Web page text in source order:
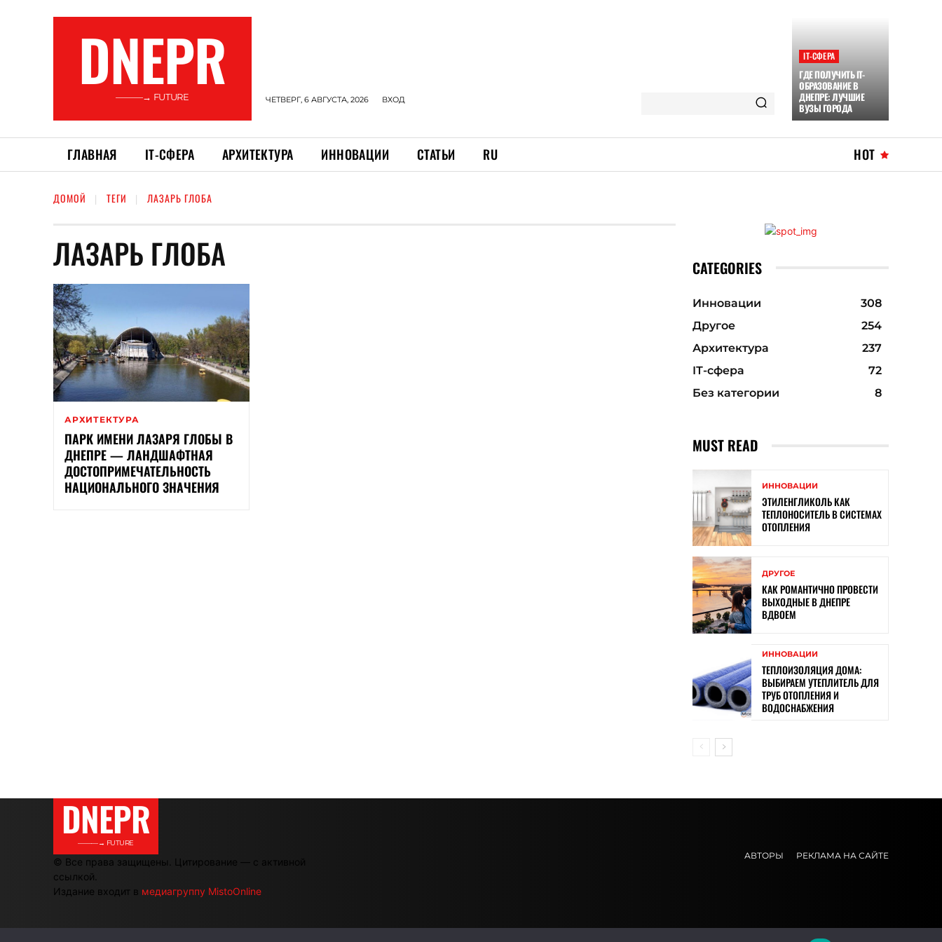
DNEPR
———→ FUTURE ЧЕТВЕРГ, 6 АВГУСТА, 2026 ВХОД
ІТ-СФЕРА
ГДЕ ПОЛУЧИТЬ IT-
ОБРАЗОВАНИЕ В
ДНЕПРЕ: ЛУЧШИЕ
ВУЗЫ ГОРОДА
ГЛАВНАЯ ІТ-СФЕРА АРХИТЕКТУРА ИННОВАЦИИ СТАТЬИ RU HOT
ДОМОЙ ТЕГИ ЛАЗАРЬ ГЛОБА
ЛАЗАРЬ ГЛОБА
АРХИТЕКТУРА
ПАРК ИМЕНИ ЛАЗАРЯ ГЛОБЫ В
ДНЕПРЕ — ЛАНДШАФТНАЯ
ДОСТОПРИМЕЧАТЕЛЬНОСТЬ
НАЦИОНАЛЬНОГО ЗНАЧЕНИЯ
CATEGORIES
Инновации
308
Другое
254
Архитектура
237
ІТ-сфера
72
Без категории
8
MUST READ
ИННОВАЦИИ
ЭТИЛЕНГЛИКОЛЬ КАК
ТЕПЛОНОСИТЕЛЬ В СИСТЕМАХ
ОТОПЛЕНИЯ
ДРУГОЕ
КАК РОМАНТИЧНО ПРОВЕСТИ
ВЫХОДНЫЕ В ДНЕПРЕ
ВДВОЕМ
ИННОВАЦИИ
ТЕПЛОИЗОЛЯЦИЯ ДОМА:
ВЫБИРАЕМ УТЕПЛИТЕЛЬ ДЛЯ
ТРУБ ОТОПЛЕНИЯ И
ВОДОСНАБЖЕНИЯ
DNEPR
———→ FUTURE
© Все права защищены. Цитирование — с активной
ссылкой.
Издание входит в медиагруппу MistoOnline
АВТОРЫ РЕКЛАМА НА САЙТЕ